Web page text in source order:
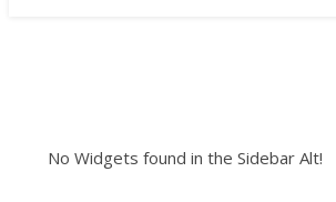
No Widgets found in the Sidebar Alt!